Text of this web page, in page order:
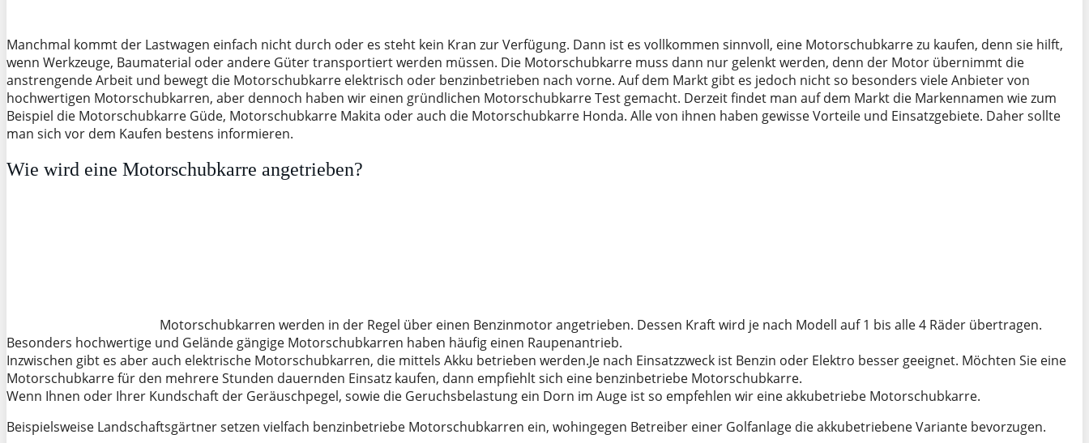
Manchmal kommt der Lastwagen einfach nicht durch oder es steht kein Kran zur Verfügung. Dann ist es vollkommen sinnvoll, eine Motorschubkarre zu kaufen, denn sie hilft,
wenn Werkzeuge, Baumaterial oder andere Güter transportiert werden müssen. Die Motorschubkarre muss dann nur gelenkt werden, denn der Motor übernimmt die
anstrengende Arbeit und bewegt die Motorschubkarre elektrisch oder benzinbetrieben nach vorne. Auf dem Markt gibt es jedoch nicht so besonders viele Anbieter von
hochwertigen Motorschubkarren, aber dennoch haben wir einen gründlichen Motorschubkarre Test gemacht. Derzeit findet man auf dem Markt die Markennamen wie zum
Beispiel die Motorschubkarre Güde, Motorschubkarre Makita oder auch die Motorschubkarre Honda. Alle von ihnen haben gewisse Vorteile und Einsatzgebiete. Daher sollte
man sich vor dem Kaufen bestens informieren.
Wie wird eine Motorschubkarre angetrieben?
Motorschubkarren werden in der Regel über einen Benzinmotor angetrieben. Dessen Kraft wird je nach Modell auf 1 bis alle 4 Räder übertragen.
Besonders hochwertige und Gelände gängige Motorschubkarren haben häufig einen Raupenantrieb.
Inzwischen gibt es aber auch elektrische Motorschubkarren, die mittels Akku betrieben werden.Je nach Einsatzzweck ist Benzin oder Elektro besser geeignet. Möchten Sie eine
Motorschubkarre für den mehrere Stunden dauernden Einsatz kaufen, dann empfiehlt sich eine benzinbetriebe Motorschubkarre.
Wenn Ihnen oder Ihrer Kundschaft der Geräuschpegel, sowie die Geruchsbelastung ein Dorn im Auge ist so empfehlen wir eine akkubetriebe Motorschubkarre.
Beispielsweise Landschaftsgärtner setzen vielfach benzinbetriebe Motorschubkarren ein, wohingegen Betreiber einer Golfanlage die akkubetriebene Variante bevorzugen.